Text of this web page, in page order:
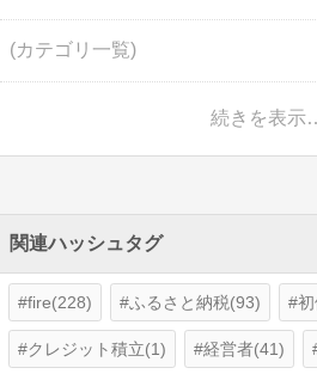
(カテゴリ一覧)
続きを表示
関連ハッシュタグ
fire(228) ふるさと納税(93)
クレジット積立(1) 経営者(41)